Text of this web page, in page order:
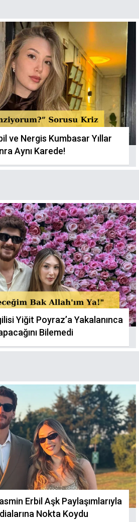
ve Nergis Kumbasar Yıllar
Aynı Karede!
Yiğit Poyraz’a Yakalanınca
Bilemedi
Erbil Aşk Paylaşımlarıyla
Nokta Koydu